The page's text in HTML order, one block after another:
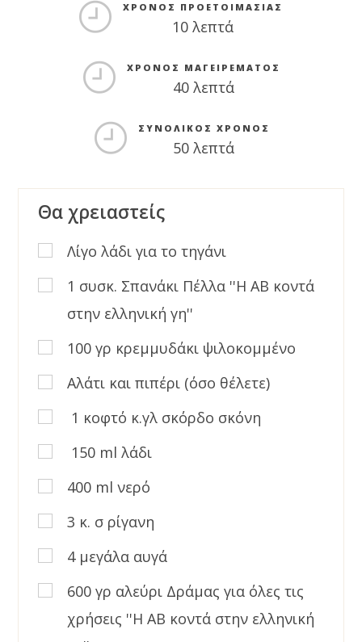
ΧΡΌΝΟΣ ΠΡΟΕΤΟΙΜΑΣΊΑΣ
10 λεπτά
ΧΡΌΝΟΣ ΜΑΓΕΙΡΈΜΑΤΟΣ
40 λεπτά
ΣΥΝΟΛΙΚΌΣ ΧΡΌΝΟΣ
50 λεπτά
Θα χρειαστείς
Λίγο λάδι για το τηγάνι
1 συσκ. Σπανάκι Πέλλα ''Η ΑΒ κοντά
στην ελληνική γη''
100 γρ κρεμμυδάκι ψιλοκομμένο
Αλάτι και πιπέρι (όσο θέλετε)
1 κοφτό κ.γλ σκόρδο σκόνη
150 ml λάδι
400 ml νερό
3 κ. σ ρίγανη
4 μεγάλα αυγά
600 γρ αλεύρι Δράμας για όλες τις
χρήσεις ''Η ΑΒ κοντά στην ελληνική